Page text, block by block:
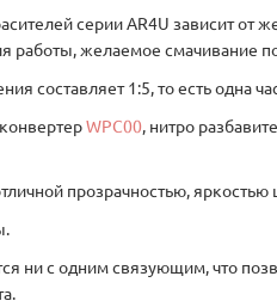
серии AR4U зависит от
работы, желаемое смачивание
составляет 1:5, то есть одна
WPC00, нитро
прозрачностью,
ни с одним связующим, что